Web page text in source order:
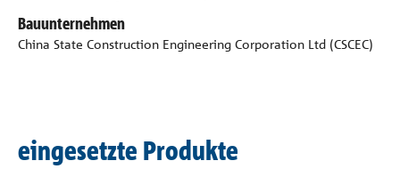
Bauunternehmen
China State Construction Engineering Corporation Ltd (CSCEC)
eingesetzte Produkte